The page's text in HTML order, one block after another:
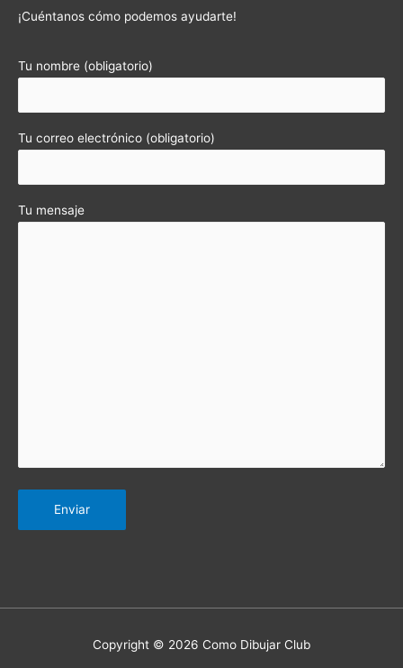
¡Cuéntanos cómo podemos ayudarte!
Tu nombre (obligatorio)
Tu correo electrónico (obligatorio)
Tu mensaje
Copyright © 2026 Como Dibujar Club